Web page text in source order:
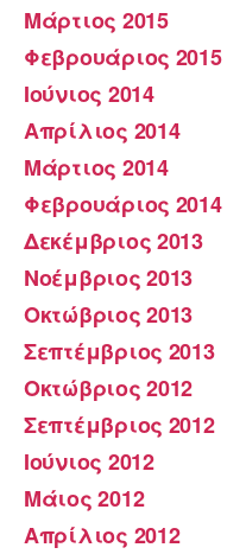
Μάρτιος 2015
Φεβρουάριος 2015
Ιούνιος 2014
Απρίλιος 2014
Μάρτιος 2014
Φεβρουάριος 2014
Δεκέμβριος 2013
Νοέμβριος 2013
Οκτώβριος 2013
Σεπτέμβριος 2013
Οκτώβριος 2012
Σεπτέμβριος 2012
Ιούνιος 2012
Μάιος 2012
Απρίλιος 2012